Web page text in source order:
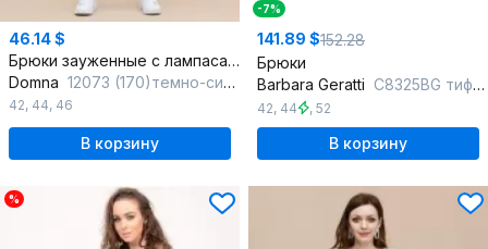
46.14 $
Брюки зауженные с лампасами и резинкой
Domna 12073 (170)темно-синий
42, 44, 46
В корзину
-7%
141.89 $152.28
Брюки
Barbara Geratti С8325BG тиффани/чёрный
42, 44 , 52
В корзину
%